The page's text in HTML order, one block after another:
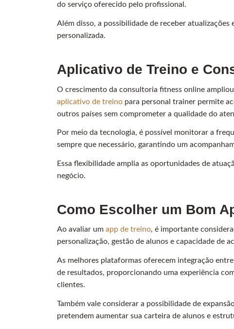
do serviço oferecido pelo profissional.
Além disso, a possibilidade de receber
personalizada.
Aplicativo de Treino e
O crescimento da consultoria fitness online
aplicativo de treino para personal trainer permite
outros países sem comprometer a qualidade do
Por meio da tecnologia, é possível monitorar a
sempre que necessário, garantindo um
Essa flexibilidade amplia as oportunidades de
negócio.
Como Escolher um Bom
Ao avaliar umapp de treino, é importante
personalização, gestão de alunos e capacidade de
As melhores plataformas oferecem integração
de resultados, proporcionando uma experiência
clientes.
Também vale considerar a possibilidade de
pretendem aumentar sua carteira de alunos e